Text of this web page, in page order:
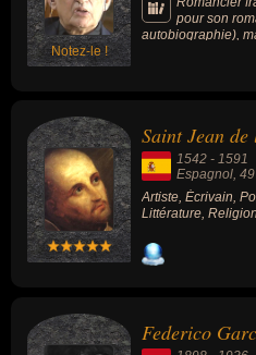
Notez-le !
pour son
autobiographie),
(2018), « Le Vent
Nuit du décret »
Saint Jean
1542 - 1591
Espagnol,
Artiste, Écrivain,
Littérature,
Federico